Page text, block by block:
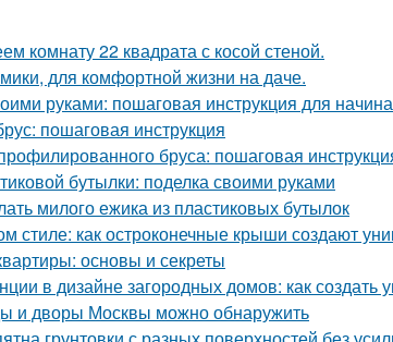
комнату 22 квадрата с косой стеной.
для комфортной жизни на даче.
руками: пошаговая инструкция для
пошаговая инструкция
бруса: пошаговая
бутылки: поделка своими руками
милого ежика из пластиковых бутылок
стиле: как остроконечные крыши создают
основы и секреты
в дизайне загородных домов: как создать
и дворы Москвы можно обнаружить